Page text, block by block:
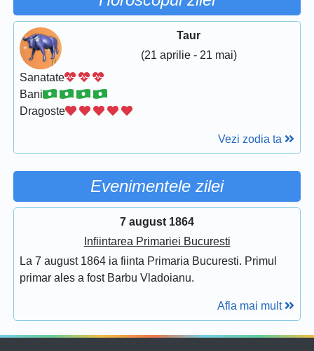
Taur
(21 aprilie - 21 mai)
Sanatate
Bani
Dragoste
Vezi zodia ta
Evenimentele zilei
7 august 1864
Infiintarea Primariei Bucuresti
La 7 august 1864 ia fiinta Primaria Bucuresti. Primul
primar ales a fost Barbu Vladoianu.
Afla mai mult